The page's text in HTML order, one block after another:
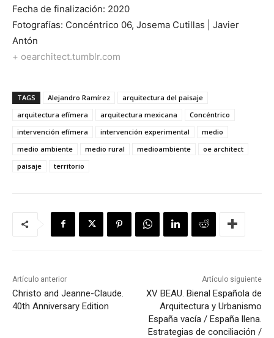
Fecha de finalización: 2020
Fotografías: Concéntrico 06, Josema Cutillas | Javier
Antón
+ oearchitect.tumblr.com
TAGS Alejandro Ramírez
arquitectura del paisaje
arquitectura efímera
arquitectura mexicana
Concéntrico
intervención efímera
intervención experimental
medio
medio ambiente
medio rural medioambiente
oe architect
paisaje
territorio
Artículo anterior
Christo and Jeanne-Claude.
40th Anniversary Edition
Artículo siguiente
XV BEAU. Bienal Española de
Arquitectura y Urbanismo
España vacía / España llena.
Estrategias de conciliación /